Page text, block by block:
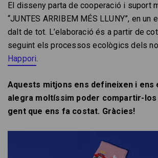
El disseny parta de cooperació i suport
“JUNTES ARRIBEM MÉS LLUNY”, en un
dalt de tot. L’elaboració és a partir de
seguint els processos ecològics dels
Happori.
Aquests mitjons ens defineixen i ens
alegra moltíssim poder compartir-los
gent que ens fa costat. Gràcies!